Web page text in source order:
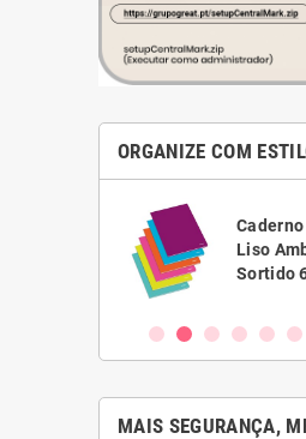
ORGANIZE COM
Liso
Sortido
MAIS SEGURANÇA,